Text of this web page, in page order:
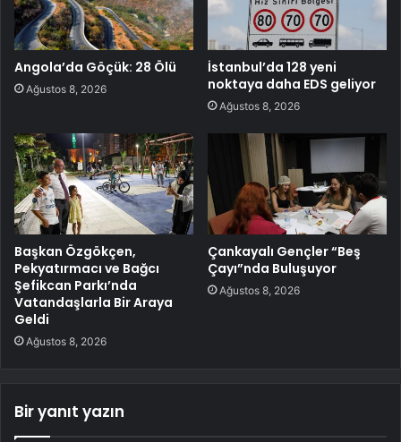
Angola’da Göçük: 28 Ölü
Ağustos 8, 2026
İstanbul’da 128 yeni
noktaya daha EDS geliyor
Ağustos 8, 2026
Başkan Özgökçen,
Pekyatırmacı ve Bağcı
Şefikcan Parkı’nda
Vatandaşlarla Bir Araya
Geldi
Ağustos 8, 2026
Çankayalı Gençler “Beş
Çayı”nda Buluşuyor
Ağustos 8, 2026
Bir yanıt yazın